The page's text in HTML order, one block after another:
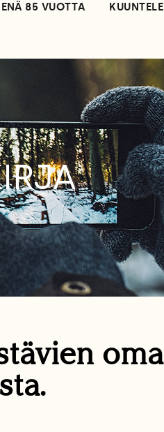
85 VUOTTA KUUNTELE
oma